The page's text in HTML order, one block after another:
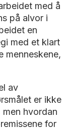
med å
på alvor i
en
med et klart
menneskene,
av
er ikke
hvordan
for